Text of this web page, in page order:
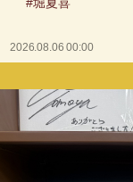
2026.08.06 00:00